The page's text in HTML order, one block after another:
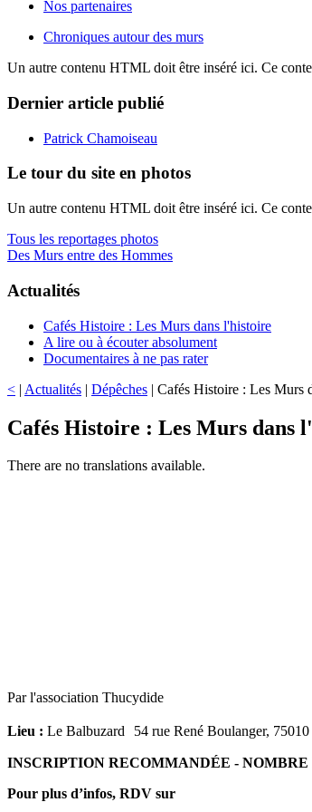
Nos partenaires
Chroniques autour des murs
Un autre contenu HTML doit être inséré ici. Ce
Dernier article publié
Patrick Chamoiseau
Le tour du site en photos
Un autre contenu HTML doit être inséré ici. Ce
Tous les reportages photos
Des Murs entre des Hommes
Actualités
Cafés Histoire : Les Murs dans l'histoire
A lire ou à écouter absolument
Documentaires à ne pas rater
< | Actualités | Dépêches | Cafés Histoire : Les Murs
Cafés Histoire : Les Murs dans
There are no translations available.
Par l'association Thucydide
Lieu : Le Balbuzard 54 rue René Boulanger,
INSCRIPTION RECOMMANDÉE -
Pour plus d’infos, RDV sur